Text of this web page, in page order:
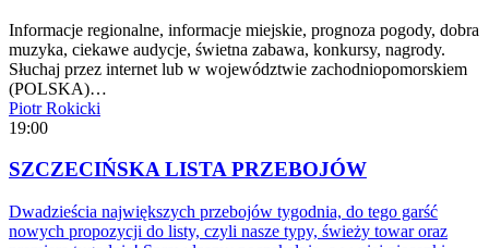
Informacje regionalne, informacje miejskie, prognoza pogody, dobra
muzyka, ciekawe audycje, świetna zabawa, konkursy, nagrody.
Słuchaj przez internet lub w województwie zachodniopomorskiem
(POLSKA)…
Piotr Rokicki
19:00
SZCZECIŃSKA LISTA PRZEBOJÓW
Dwadzieścia największych przebojów tygodnia, do tego garść
nowych propozycji do listy, czyli nasze typy, świeży towar oraz